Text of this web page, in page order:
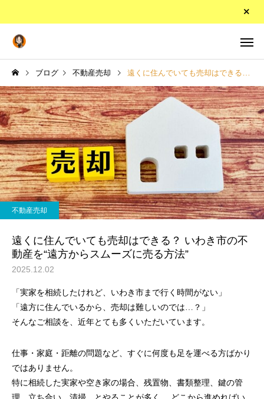
ブログ 不動産売却 遠くに住んでいても売却はできる？ いわき市の不動産を“遠方からスムーズに売る方法”
不動産売却
遠くに住んでいても売却はできる？ いわき市の不
動産を“遠方からスムーズに売る方法”
2025.12.02
「実家を相続したけれど、いわき市まで行く時間がない」
「遠方に住んでいるから、売却は難しいのでは…？」
そんなご相談を、近年とても多くいただいています。
仕事・家庭・距離の問題など、すぐに何度も足を運べる方ばかり
ではありません。
特に相続した実家や空き家の場合、残置物、書類整理、鍵の管